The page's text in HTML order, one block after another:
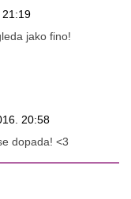
21:19
jako fino!
20:58
dopada! <3